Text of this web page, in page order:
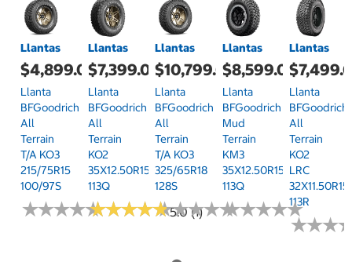
Llantas
$4,899.00
Llanta
BFGoodrich
All
Terrain
T/A KO3
215/75R15
100/97S
★★★★★
★★★★★
Llantas
$7,399.00
Llanta
BFGoodrich
All
Terrain
KO2
35X12.50R15
113Q
★★★★★
★★★★★5.0 (1)
Llantas
$10,799.00
Llanta
BFGoodrich
All
Terrain
T/A KO3
325/65R18
128S
★★★★★
★★★★★
Llantas
$8,599.00
Llanta
BFGoodrich
Mud
Terrain
KM3
35X12.50R15
113Q
★★★★★
★★★★★
Llantas
Llanta
BFGoodrich
All
Terrain
KO2
LRC
32X11.50R15
113R
★★★
★★★